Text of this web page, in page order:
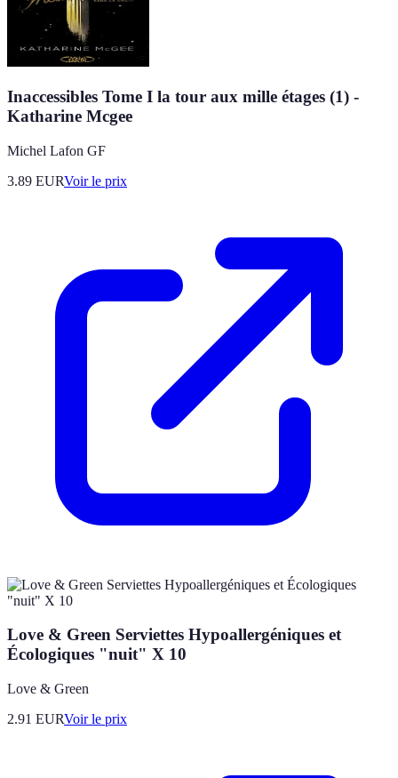
Inaccessibles Tome I la tour aux mille étages (1) -
Katharine Mcgee
Michel Lafon GF
3.89 EURVoir le prix
Love & Green Serviettes Hypoallergéniques et
Écologiques "nuit" X 10
Love & Green
2.91 EURVoir le prix